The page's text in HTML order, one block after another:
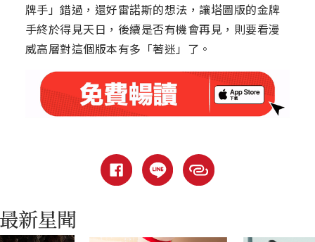
牌手」錯過，還好雷諾斯的想法，讓塔圖版的金牌
手終於得見天日，後續是否有機會再見，則要看漫
威高層對這個版本有多「著迷」了。